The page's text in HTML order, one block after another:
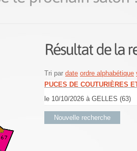
Tri par date ordre alphabétique
PUCES DE COUTURIÈRES
le 10/10/2026 à GELLES (63)
Nouvelle recherche